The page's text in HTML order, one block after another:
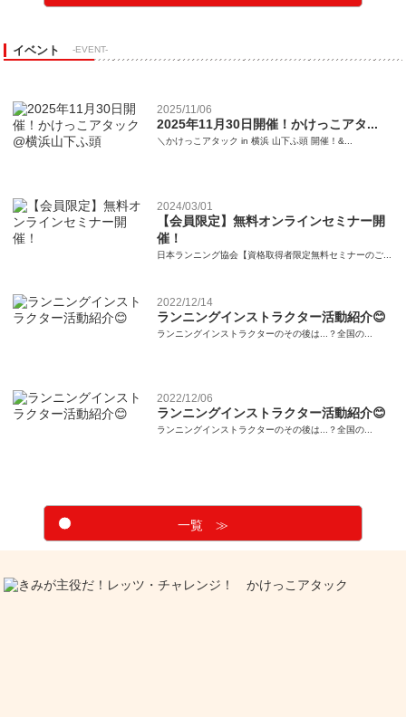
イベント -EVENT-
2025/11/06
2025年11月30日開催！かけっこアタ...
＼かけっこアタック in 横浜 山下ふ頭 開催！&...
2024/03/01
【会員限定】無料オンラインセミナー開
催！
日本ランニング協会【資格取得者限定無料セミナーのご...
2022/12/14
ランニングインストラクター活動紹介😊
ランニングインストラクターのその後は...？全国の...
2022/12/06
ランニングインストラクター活動紹介😊
ランニングインストラクターのその後は...？全国の...
一覧 ≫